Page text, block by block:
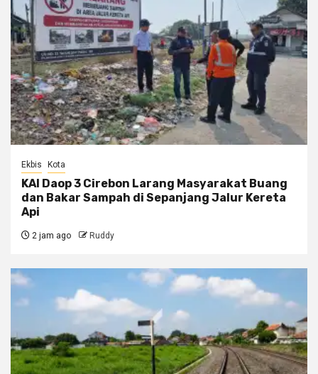
Ekbis Kota
KAI Daop 3 Cirebon Larang Masyarakat Buang
dan Bakar Sampah di Sepanjang Jalur Kereta
Api
2 jam ago Ruddy